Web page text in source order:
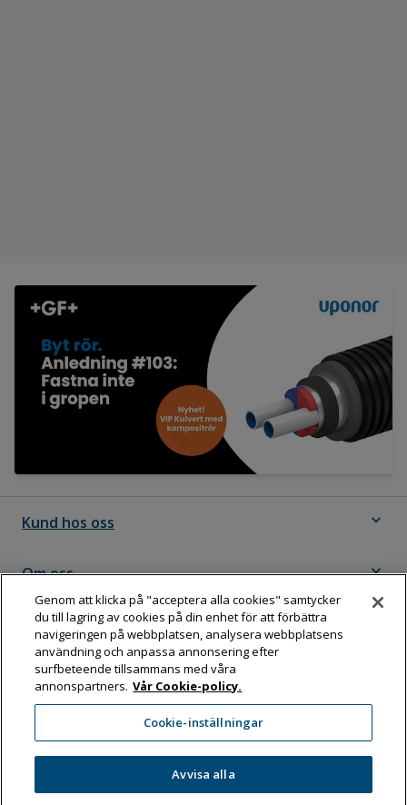
Kund hos oss expand_more
Om oss expand_more
Följ Dahl
Dahl Sverige AB
Box 11076, 161 11 BROMMA
Tel:08-583 595 00
Genom att klicka på "acceptera alla cookies" samtycker
du till lagring av cookies på din enhet för att förbättra
navigeringen på webbplatsen, analysera webbplatsens
användning och anpassa annonsering efter
surfbeteende tillsammans med våra
annonspartners. Vår Cookie-policy.
Cookie-inställningar
Avvisa alla